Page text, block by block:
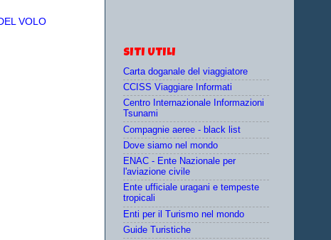
VOLO
SITI UTILI
Carta doganale del viaggiatore
CCISS Viaggiare Informati
Centro Internazionale Informazioni
Tsunami
Compagnie aeree - black list
Dove siamo nel mondo
ENAC - Ente Nazionale per
l'aviazione civile
Ente ufficiale uragani e tempeste
tropicali
Enti per il Turismo nel mondo
Guide Turistiche